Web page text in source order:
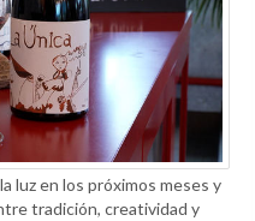
luz en los próximos meses y
tradición, creatividad y